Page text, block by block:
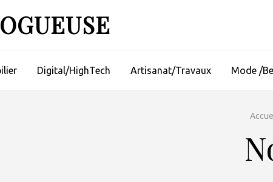
Digital/HighTech Artisanat/Travaux Mode /